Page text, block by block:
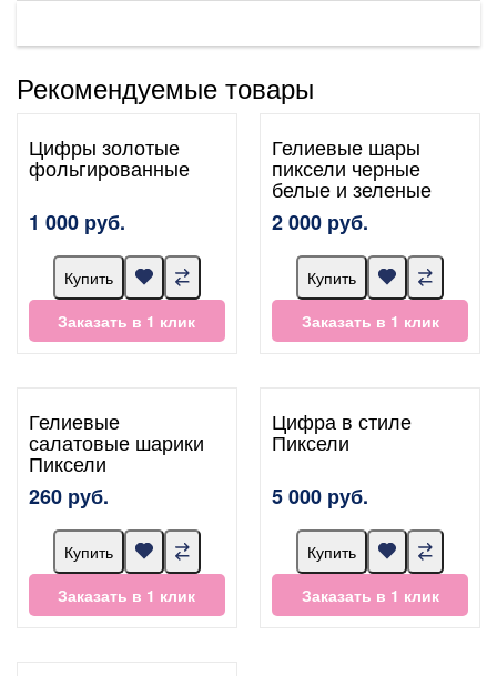
Рекомендуемые товары
Цифры золотые
фольгированные
1 000 руб.
Купить
Заказать в 1 клик
Гелиевые шары
пиксели черные
белые и зеленые
2 000 руб.
Купить
Заказать в 1 клик
Гелиевые
салатовые шарики
Пиксели
260 руб.
Купить
Заказать в 1 клик
Цифра в стиле
Пиксели
5 000 руб.
Купить
Заказать в 1 клик